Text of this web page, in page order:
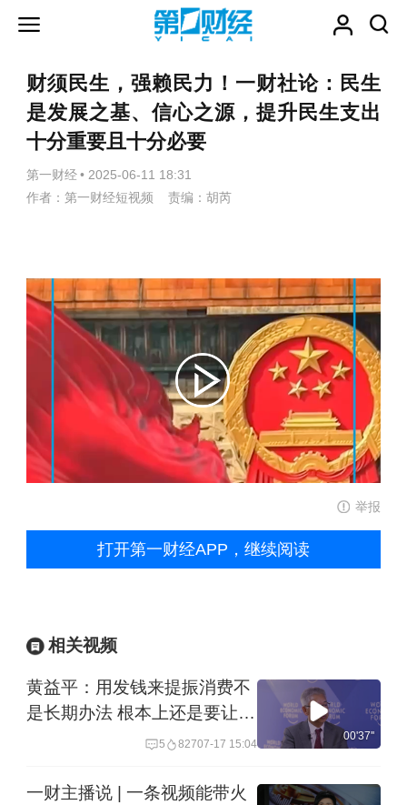
财须民生，强赖民力！一财社论：民生
是发展之基、信心之源，提升民生支出
十分重要且十分必要
第一财经 • 2025-06-11 18:31
作者：第一财经短视频 责编：胡芮
举报
打开第一财经APP，继续阅读
相关视频
黄益平：用发钱来提振消费不
是长期办法 根本上还是要让居
民有收入 有信心 5 82707-17 15:04
00'37''
一财主播说 | 一条视频能带火